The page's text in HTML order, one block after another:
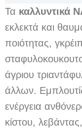
Τα καλλυντικά
εκλεκτά και
ποιότητας,
άγριου
άλλων.
ενέργεια
κίστου,